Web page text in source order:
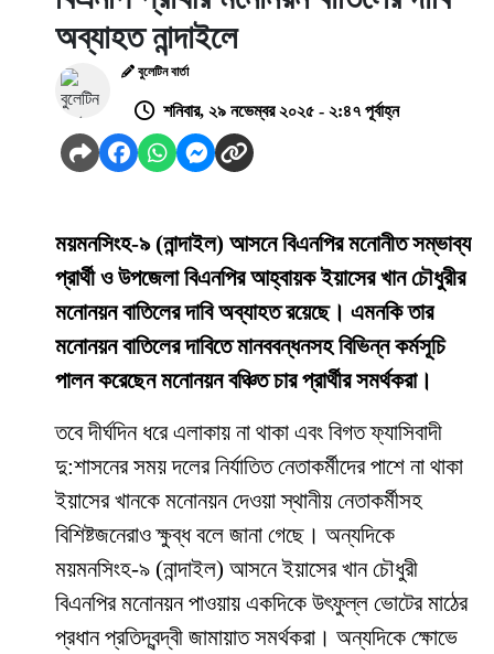
অব্যাহত নান্দাইলে
বুলেটিন বার্তা
শনিবার, ২৯ নভেম্বর ২০২৫ - ২:৪৭ পূর্বাহ্ন
ময়মনসিংহ-৯ (নান্দাইল) আসনে বিএনপির মনোনীত সম্ভাব্য
প্রার্থী ও উপজেলা বিএনপির আহ্বায়ক ইয়াসের খান চৌধুরীর
মনোনয়ন বাতিলের দাবি অব্যাহত রয়েছে। এমনকি তার
মনোনয়ন বাতিলের দাবিতে মানববন্ধনসহ বিভিন্ন কর্মসূচি
পালন করেছেন মনোনয়ন বঞ্চিত চার প্রার্থীর সমর্থকরা।
তবে দীর্ঘদিন ধরে এলাকায় না থাকা এবং বিগত ফ্যাসিবাদী
দু:শাসনের সময় দলের নির্যাতিত নেতাকর্মীদের পাশে না থাকা
ইয়াসের খানকে মনোনয়ন দেওয়া স্থানীয় নেতাকর্মীসহ
বিশিষ্টজনেরাও ক্ষুব্ধ বলে জানা গেছে। অন্যদিকে
ময়মনসিংহ-৯ (নান্দাইল) আসনে ইয়াসের খান চৌধুরী
বিএনপির মনোনয়ন পাওয়ায় একদিকে উৎফুল্ল ভোটের মাঠের
প্রধান প্রতিদ্বন্দ্বী জামায়াত সমর্থকরা। অন্যদিকে ক্ষোভে